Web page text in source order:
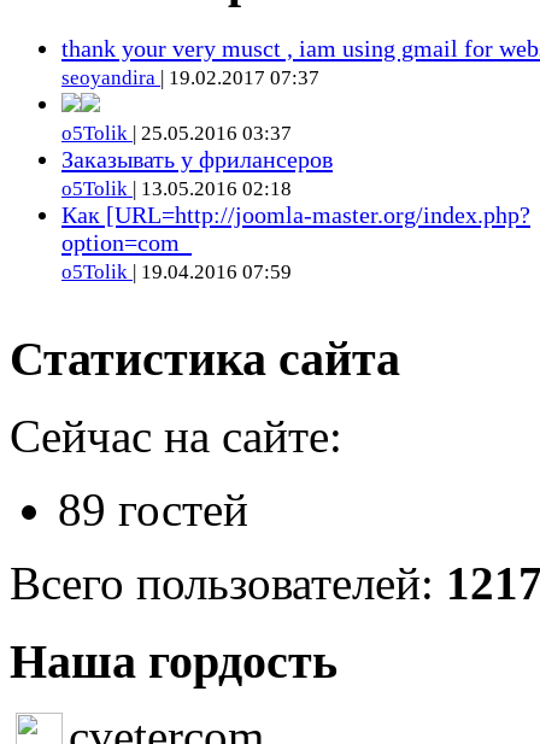
thank your very musct , iam using gmail for
seoyandira | 19.02.2017 07:37
o5Tolik | 25.05.2016 03:37
Заказывать у фрилансеров
o5Tolik | 13.05.2016 02:18
Как [URL=http://joomla-master.org/index.php?
option=com_
o5Tolik | 19.04.2016 07:59
Статистика сайта
Сейчас на сайте:
89 гостей
Всего пользователей:
Наша гордость